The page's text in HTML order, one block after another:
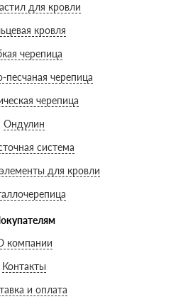
для кровли
кровля
черепица
песчаная черепица
черепица
Ондулин
система
для кровли
компании
Контакты
и оплата